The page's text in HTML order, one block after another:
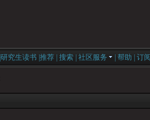
研究生读书 推荐 搜索 社区服务 帮助 订